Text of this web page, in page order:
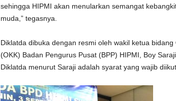
sehingga HIPMI akan menularkan semangat
muda,” tegasnya.
Diklatda dibuka dengan resmi oleh wakil ketua
(OKK) Badan Pengurus Pusat (BPP) HIPMI, Boy
Diklatda menurut Saraji adalah syarat yang wajib